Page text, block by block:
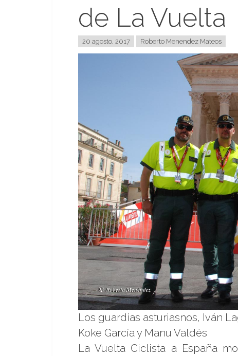
de La Vuelta
20 agosto, 2017 Roberto Menendez Mateos
Los guardias asturiasnos, Iván
Koke García y Manu Valdés
La Vuelta Ciclista a España